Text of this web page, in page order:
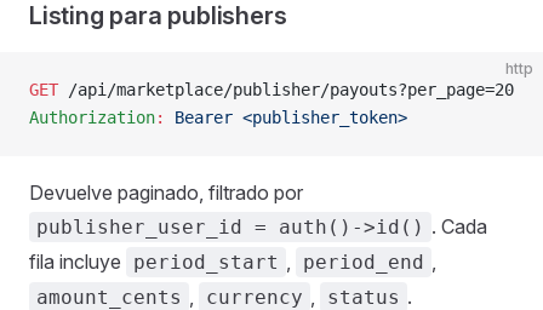
Listing para publishers
http
GET /api/marketplace/publisher/payouts?per_page=20
Authorization: Bearer <publisher_token>
Devuelve paginado, filtrado por
publisher_user_id = auth()->id() . Cada
fila incluye
period_start , period_end ,
amount_cents , currency , status .